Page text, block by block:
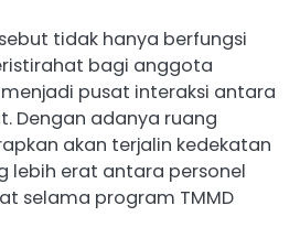
tidak hanya berfungsi
bagi anggota
pusat interaksi antara
Dengan adanya ruang
akan terjalin kedekatan
lebih erat antara personel
selama program TMMD